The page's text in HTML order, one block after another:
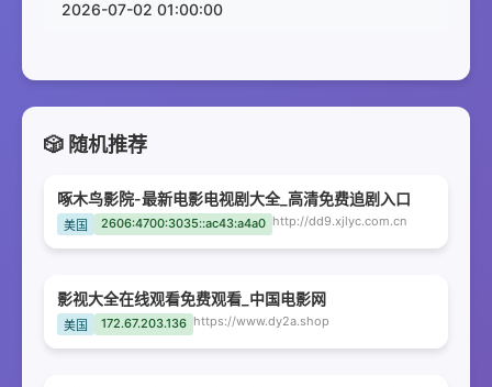
2026-07-02 01:00:00
🎲 随机推荐
啄木鸟影院-最新电影电视剧大全_高清免费追剧入口
美国 2606:4700:3035::ac43:a4a0 http://dd9.xjlyc.com.cn
影视大全在线观看免费观看_中国电影网
美国 172.67.203.136 https://www.dy2a.shop